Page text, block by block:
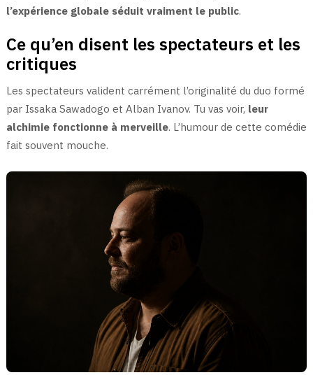
l’expérience globale séduit vraiment le public.
Ce qu’en disent les spectateurs et les
critiques
Les spectateurs valident carrément l’originalité du duo formé
par Issaka Sawadogo et Alban Ivanov. Tu vas voir, leur
alchimie fonctionne à merveille. L’humour de cette comédie
fait souvent mouche.